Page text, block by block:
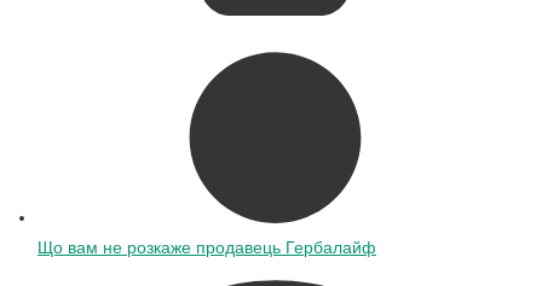
Що вам не розкаже продавець Гербалайф